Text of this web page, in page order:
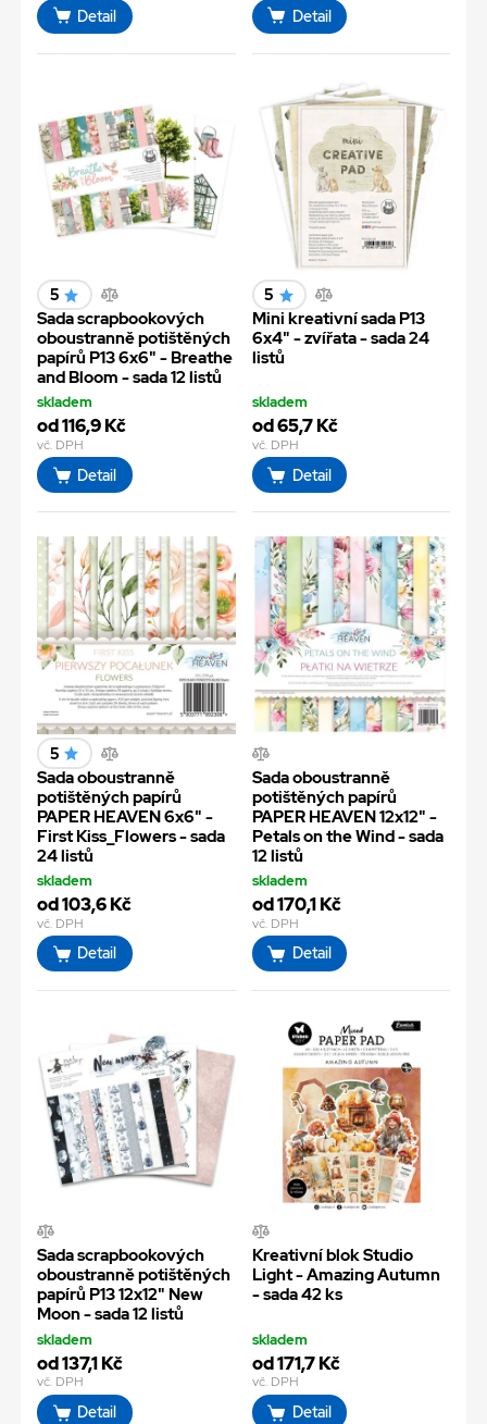
Detail Detail
5
Sada scrapbookových
oboustranně potištěných
papírů P13 6x6" - Breathe
and Bloom - sada 12 listů
skladem
od 116,9 Kč
vč. DPH
Detail
5
Mini kreativní sada P13
6x4" - zvířata - sada 24
listů
skladem
od 65,7 Kč
vč. DPH
Detail
5
Sada oboustranně
potištěných papírů
PAPER HEAVEN 6x6" -
First Kiss_Flowers - sada
24 listů
skladem
od 103,6 Kč
vč. DPH
Detail
Sada oboustranně
potištěných papírů
PAPER HEAVEN 12x12" -
Petals on the Wind - sada
12 listů
skladem
od 170,1 Kč
vč. DPH
Detail
Sada scrapbookových
oboustranně potištěných
papírů P13 12x12" New
Moon - sada 12 listů
skladem
od 137,1 Kč
vč. DPH
Detail
Kreativní blok Studio
Light - Amazing Autumn
- sada 42 ks
skladem
od 171,7 Kč
vč. DPH
Detail